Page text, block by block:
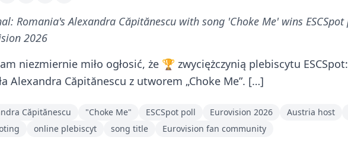
Romania's Alexandra Căpitănescu with song 'Choke Me' wins
2026
niezmiernie miło ogłosić, że 🏆 zwyciężczynią plebiscytu
Alexandra Căpitănescu z utworem „Choke Me”. […]
Căpitănescu "Choke Me" ESCSpot poll Eurovision 2026 Austria host
online plebiscyt song title Eurovision fan community